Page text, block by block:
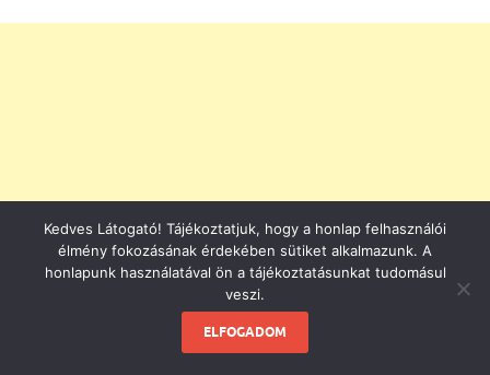
Kedves Látogató! Tájékoztatjuk, hogy a honlap felhasználói
élmény fokozásának érdekében sütiket alkalmazunk. A
honlapunk használatával ön a tájékoztatásunkat tudomásul
veszi.
ELFOGADOM